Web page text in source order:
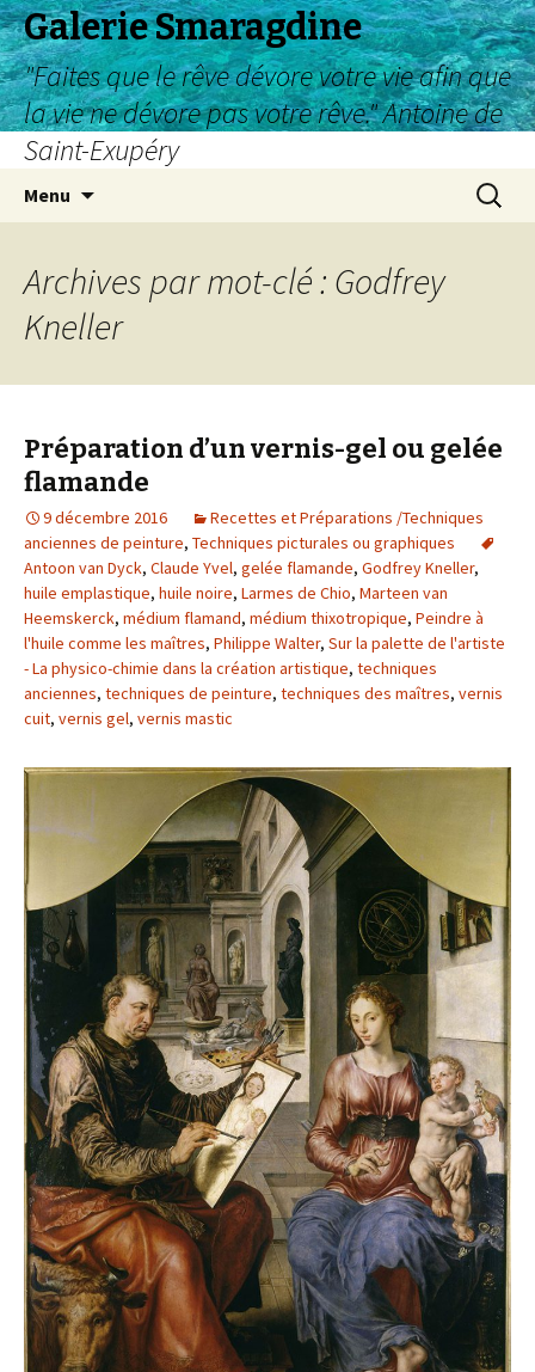
Galerie Smaragdine
"Faites que le rêve dévore votre vie afin que
la vie ne dévore pas votre rêve." Antoine de
Saint-Exupéry
Menu
Archives par mot-clé : Godfrey
Kneller
Préparation d’un vernis-gel ou gelée
flamande
9 décembre 2016
Recettes et Préparations /Techniques
anciennes de peinture, Techniques picturales ou graphiques
Antoon van Dyck, Claude Yvel, gelée flamande, Godfrey Kneller,
huile emplastique, huile noire, Larmes de Chio, Marteen van
Heemskerck, médium flamand, médium thixotropique, Peindre à
l'huile comme les maîtres, Philippe Walter, Sur la palette de l'artiste
- La physico-chimie dans la création artistique, techniques
anciennes, techniques de peinture, techniques des maîtres, vernis
cuit, vernis gel, vernis mastic